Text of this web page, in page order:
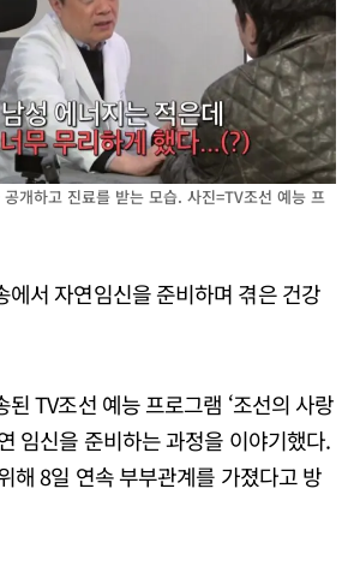
개하고 진료를 받는 모습. 사진=TV조선 예능 프
에서 자연임신을 준비하며 겪은 건강
TV조선 예능 프로그램 ‘조선의 사랑
임신을 준비하는 과정을 이야기했다.
해 8일 연속 부부관계를 가졌다고 방